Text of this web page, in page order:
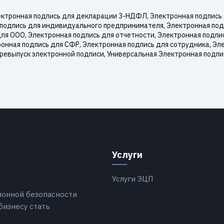
подпись для декларации 3-НДФЛ, Электронная подпись
для индивидуального предпринимателя, Электронная
ООО, Электронная подпись для отчетности, Электронная
подпись для СФР, Электронная подпись для сотрудника,
электронной подписи, Универсальная Электронная
безопасности
стать
Услуги
Услуги ЭЦП